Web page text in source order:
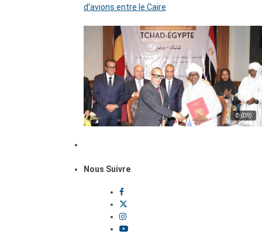
d’avions entre le Caire
© (DR)
Nous Suivre